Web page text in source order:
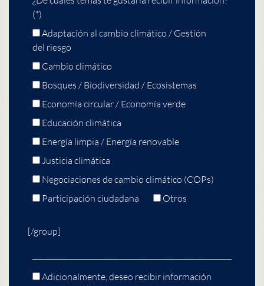
(*)
Adaptación al cambio climático / Gestión
del riesgo
Cambio climático
Bosques / Biodiversidad / Ecosistemas
Economía circular / Economía verde
Educación climática
Energía limpia / Energía renovable
Justicia climática
Negociaciones de cambio climático (COPs)
Participación ciudadana
Otros
[/group]
Adicionalmente, deseo recibir información